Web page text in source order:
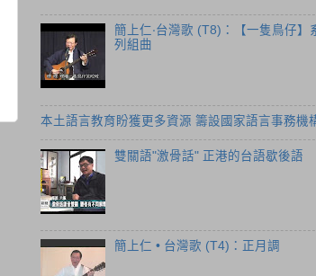
簡上仁‧台灣歌 (T8)：【一隻鳥仔】
列組曲
本土語言教育盼獲更多資源 籌設國家語言事務機
雙關語"激骨話" 正港的台語歇後語
簡上仁 • 台灣歌 (T4)：正月調